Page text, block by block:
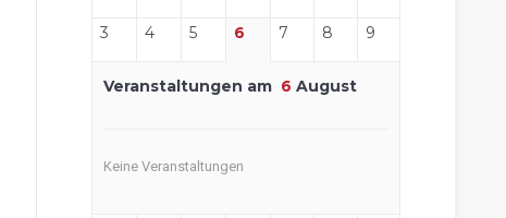
3 4 5 6 7 8 9
Veranstaltungen am 6 August
Keine Veranstaltungen